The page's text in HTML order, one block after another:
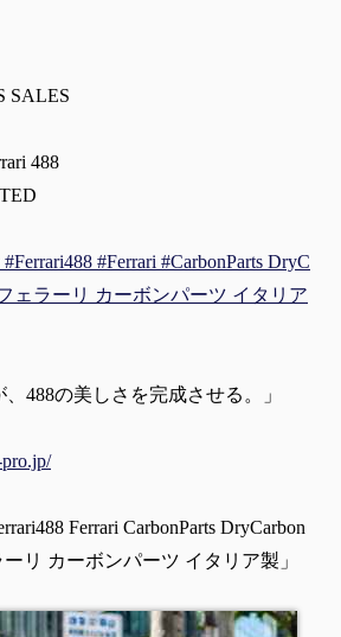
SALES
488
#Ferrari #CarbonParts DryC
ェラーリ カーボンパーツ イタリア
、488の美しさを完成させる。」
Ferrari CarbonParts DryCarbon
リ カーボンパーツ イタリア製」